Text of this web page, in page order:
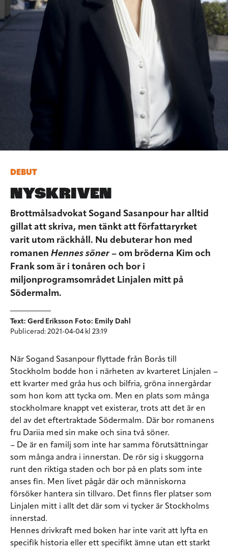
DEBUT
NYSKRIVEN
Brottmålsadvokat Sogand Sasanpour har alltid
gillat att skriva, men tänkt att författaryrket
varit utom räckhåll. Nu debuterar hon med
romanen Hennes söner– om bröderna Kim och
Frank som är i tonåren och bor i
miljonprogramsområdet Linjalen mitt på
Södermalm.
Text: Gerd Eriksson Foto: Emily Dahl
Publicerad: 2021-04-04 kl 23:19
När Sogand Sasanpour flyttade från Borås till
Stockholm bodde hon i närheten av kvarteret Linjalen –
ett kvarter med gråa hus och bilfria, gröna innergårdar
som hon kom att tycka om. Men en plats som många
stockholmare knappt vet existerar, trots att det är en
del av det eftertraktade Södermalm. Där bor romanens
fru Dariia med sin make och sina två söner.
– De är en familj som inte har samma förutsättningar
som många andra i innerstan. De rör sig i skuggorna
runt den riktiga staden och bor på en plats som inte
anses fin. Men livet pågår där och människorna
försöker hantera sin tillvaro. Det finns fler platser som
Linjalen mitt i allt det där som vi tycker är Stockholms
innerstad.
Hennes drivkraft med boken har inte varit att lyfta en
specifik historia eller ett specifikt ämne utan ett starkt